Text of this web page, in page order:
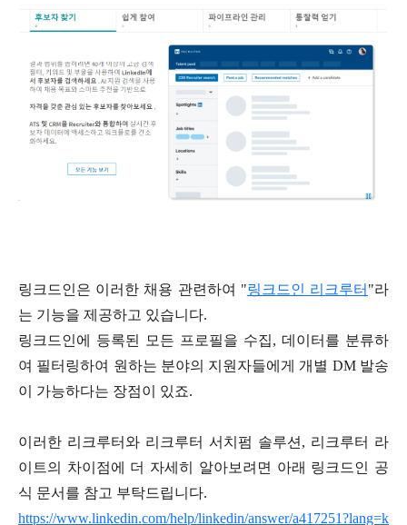
링크드인은 이러한 채용 관련하여 "링크드인 리크루터 "라
는 기능을 제공하고 있습니다.
링크드인에 등록된 모든 프로필을 수집, 데이터를 분류하
여 필터링하여 원하는 분야의 지원자들에게 개별 DM 발송
이 가능하다는 장점이 있죠.
이러한 리크루터와 리크루터 서치펌 솔루션 , 리크루터 라
이트의 차이점에 더 자세히 알아보려면 아래 링크드인 공
식 문서를 참고 부탁드립니다.
https://www.linkedin.com/help/linkedin/answer/a417251?lang=k